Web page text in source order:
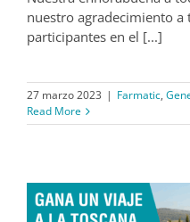
nuestro agradecimiento a
participantes en el [...]
27 marzo 2023 | Farmatic,
Read More